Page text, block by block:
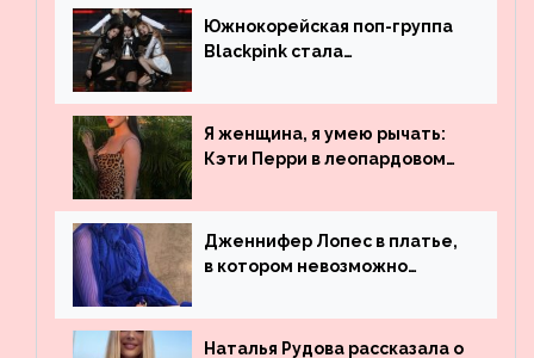
Южнокорейская поп-группа
Blackpink стала
просмотрам на YouTube. Они
обогнали даже Джастина
Бибера
Я женщина, я умею рычать:
Кэти Перри в леопардовом
Дженнифер Лопес в платье,
в котором невозможно
Наталья Рудова рассказала о